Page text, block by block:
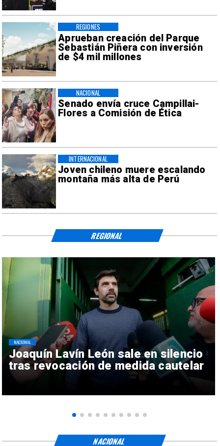
Aprueban creación del Parque
Sebastián Piñera con inversión
de $4 mil millones
REGIONES
Senado envía cruce Campillai-
Flores a Comisión de Ética
NACIONAL
Joven chileno muere escalando
montaña más alta de Perú
INTERNACIONAL
Joaquín Lavín León sale en silencio
tras revocación de medida cautelar
NACIONAL
REGIONAL
NACIONAL